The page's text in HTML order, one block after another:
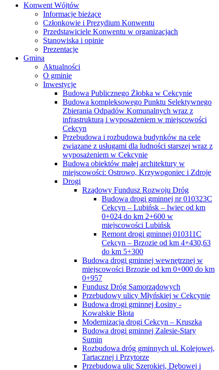
Konwent Wójtów
Informacje bieżące
Członkowie i Prezydium Konwentu
Przedstawiciele Konwentu w organizacjach
Stanowiska i opinie
Prezentacje
Gmina
Aktualności
O gminie
Inwestycje
Budowa Publicznego Żłobka w Cekcynie
Budowa kompleksowego Punktu Selektywnego
Zbierania Odpadów Komunalnych wraz z
infrastrukturą i wyposażeniem w miejscowości
Cekcyn
Przebudowa i rozbudowa budynków na cele
związane z usługami dla ludności starszej wraz z
wyposażeniem w Cekcynie
Budowa obiektów małej architektury w
miejscowości: Ostrowo, Krzywogoniec i Zdroje
Drogi
Rządowy Fundusz Rozwoju Dróg
Budowa drogi gminnej nr 010323C
Cekcyn – Lubińsk – Iwiec od km
0+024 do km 2+600 w
miejscowości Lubińsk
Remont drogi gminnej 010311C
Cekcyn – Brzozie od km 4+430,63
do km 5+300
Budowa drogi gminnej wewnętrznej w
miejscowości Brzozie od km 0+000 do km
0+957
Fundusz Dróg Samorządowych
Przebudowy ulicy Młyńskiej w Cekcynie
Budowa drogi gminnej Łosiny -
Kowalskie Błota
Modernizacja drogi Cekcyn – Kruszka
Budowa drogi gminnej Zalesie-Stary
Sumin
Rozbudowa dróg gminnych ul. Kolejowej,
Tartacznej i Przytorze
Przebudowa ulic Szerokiej, Dębowej i